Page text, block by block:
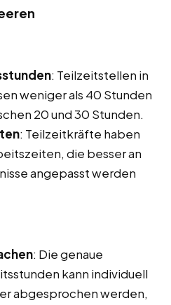
: Teilzeitstellen in
weniger als 40 Stunden
20 und 30 Stunden.
: Teilzeitkräfte haben
die besser an
angepasst werden
: Die genaue
kann individuell
abgesprochen werden,